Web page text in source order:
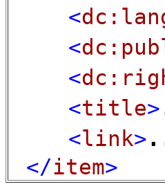
<
<
<
<title>
<link>
</item>